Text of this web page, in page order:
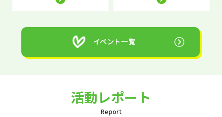
活動レポート
Report